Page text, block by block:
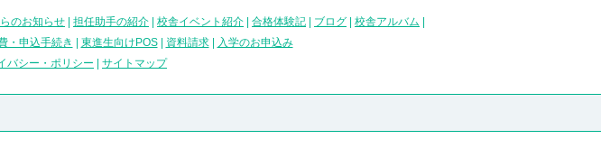
のお知らせ 担任助手の紹介 校舎イベント紹介 合格体験記 ブログ 校舎アルバム
・申込手続き 東進生向けPOS| 資料請求|
入学のお申込み
バシー・ポリシー サイトマップ